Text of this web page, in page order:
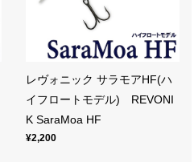
レヴォニック サラモアHF(ハ
イフロートモデル) REVONI
K SaraMoa HF
¥2,200